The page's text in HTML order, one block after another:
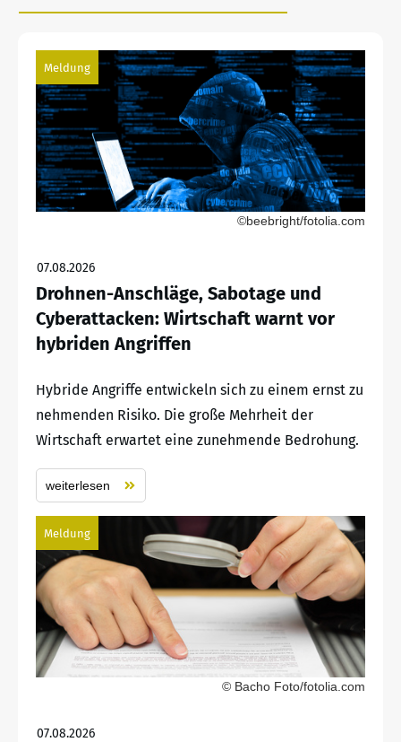
Meldung
©beebright/fotolia.com
07.08.2026
Drohnen-Anschläge, Sabotage und
Cyberattacken: Wirtschaft warnt vor
hybriden Angriffen
Hybride Angriffe entwickeln sich zu einem ernst zu
nehmenden Risiko. Die große Mehrheit der
Wirtschaft erwartet eine zunehmende Bedrohung.
weiterlesen
Meldung
© Bacho Foto/fotolia.com
07.08.2026